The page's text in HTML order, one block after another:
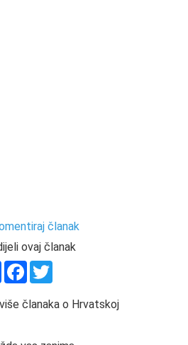
članak
ovaj članak
ShareFacebook
članaka o Hrvatskoj